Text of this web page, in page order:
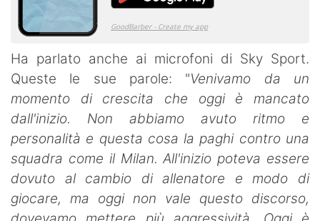
Ha parlato anche ai microfoni di Sky Sport.
Queste le sue parole: "Venivamo da un
momento di crescita che oggi è mancato
dall'inizio. Non abbiamo avuto ritmo e
personalità e questa cosa la paghi contro una
squadra come il Milan. All'inizio poteva essere
dovuto al cambio di allenatore e modo di
giocare, ma oggi non vale questo discorso,